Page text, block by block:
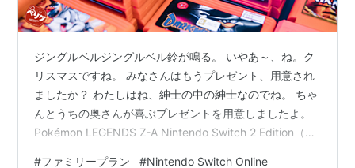
ジングルベルジングルベル鈴が鳴る。 いやあ～、ね。ク
リスマスですね。 みなさんはもうプレゼント、用意され
ましたか？ わたしはね、紳士の中の紳士なのでね。 ちゃ
んとうちの奥さんが喜ぶプレゼントを用意しましたよ。
Pokémon LEGENDS Z-A Nintendo Switch 2 Edition（ポ
#ファミリープラン #Nintendo Switch Online